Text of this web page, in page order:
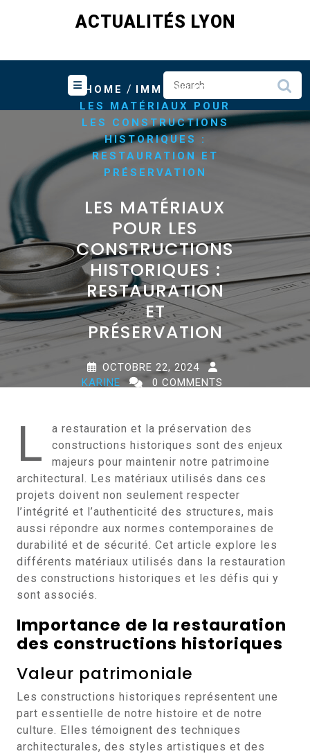
ACTUALITÉS LYON
HOME / IMMOBILIER
LES MATÉRIAUX POUR
LES CONSTRUCTIONS
HISTORIQUES :
RESTAURATION ET
PRÉSERVATION
LES MATÉRIAUX
POUR LES
CONSTRUCTIONS
HISTORIQUES :
RESTAURATION
ET
PRÉSERVATION
OCTOBRE 22, 2024
KARINE
0 COMMENTS
L
a restauration et la préservation des
constructions historiques sont des enjeux
majeurs pour maintenir notre patrimoine
architectural. Les matériaux utilisés dans ces
projets doivent non seulement respecter
l’intégrité et l’authenticité des structures, mais
aussi répondre aux normes contemporaines de
durabilité et de sécurité. Cet article explore les
différents matériaux utilisés dans la restauration
des constructions historiques et les défis qui y
sont associés.
Importance de la restauration
des constructions historiques
Valeur patrimoniale
Les constructions historiques représentent une
part essentielle de notre histoire et de notre
culture. Elles témoignent des techniques
architecturales, des styles artistiques et des